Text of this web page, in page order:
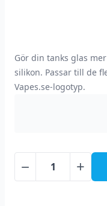
Gör din tanks glas
silikon. Passar till de
Vapes.se-logotyp.
−
Vapes.se +